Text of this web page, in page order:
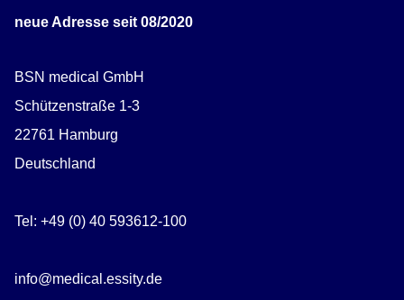
neue Adresse seit 08/2020
BSN medical GmbH
Schützenstraße 1-3
22761 Hamburg
Deutschland
Tel: +49 (0) 40 593612-100
info@medical.essity.de